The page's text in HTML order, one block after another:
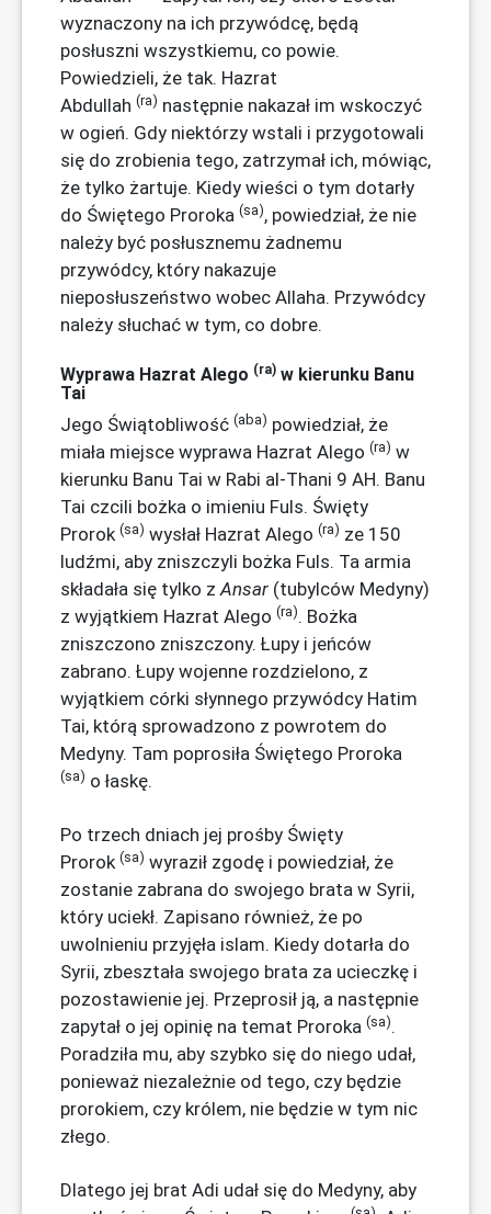
wyznaczony na ich przywódcę, będą
posłuszni wszystkiemu, co powie.
Powiedzieli, że tak. Hazrat
Abdullah (ra) następnie nakazał im wskoczyć
w ogień. Gdy niektórzy wstali i przygotowali
się do zrobienia tego, zatrzymał ich, mówiąc,
że tylko żartuje. Kiedy wieści o tym dotarły
do ​​Świętego Proroka (sa), powiedział, że nie
należy być posłusznemu żadnemu
przywódcy, który nakazuje
nieposłuszeństwo wobec Allaha. Przywódcy
należy słuchać w tym, co dobre.
Wyprawa Hazrat Alego (ra) w kierunku Banu
Tai
Jego Świątobliwość (aba) powiedział, że
miała miejsce wyprawa Hazrat Alego (ra) w
kierunku Banu Tai w Rabi al-Thani 9 AH. Banu
Tai czcili bożka o imieniu Fuls. Święty
Prorok (sa) wysłał Hazrat Alego (ra) ze 150
ludźmi, aby zniszczyli bożka Fuls. Ta armia
składała się tylko zAnsar (tubylców Medyny)
z wyjątkiem Hazrat Alego (ra). Bożka
zniszczono zniszczony. Łupy i jeńców
zabrano. Łupy wojenne rozdzielono, z
wyjątkiem córki słynnego przywódcy Hatim
Tai, którą sprowadzono z powrotem do
Medyny. Tam poprosiła Świętego Proroka
(sa) o łaskę.
Po trzech dniach jej prośby Święty
Prorok (sa) wyraził zgodę i powiedział, że
zostanie zabrana do swojego brata w Syrii,
który uciekł. Zapisano również, że po
uwolnieniu przyjęła islam. Kiedy dotarła do
Syrii, zbeształa swojego brata za ucieczkę i
pozostawienie jej. Przeprosił ją, a następnie
zapytał o jej opinię na temat Proroka (sa).
Poradziła mu, aby szybko się do niego udał,
ponieważ niezależnie od tego, czy będzie
prorokiem, czy królem, nie będzie w tym nic
złego.
Dlatego jej brat Adi udał się do Medyny, aby